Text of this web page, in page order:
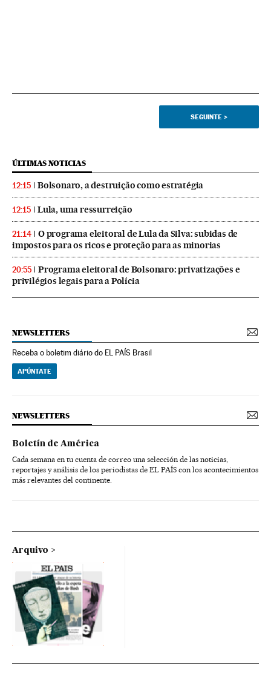
SEGUINTE >
ÚLTIMAS NOTICIAS
12:15 Bolsonaro, a destruição como estratégia
12:15 Lula, uma ressurreição
21:14
O programa eleitoral de Lula da Silva: subidas de
impostos para os ricos e proteção para as minorias
20:55
Programa eleitoral de Bolsonaro: privatizações e
privilégios legais para a Polícia
NEWSLETTERS
Receba o boletim diário do EL PAÍS Brasil
APÚNTATE
NEWSLETTERS
Boletín de América
Cada semana en tu cuenta de correo una selección de las noticias,
reportajes y análisis de los periodistas de EL PAÍS con los acontecimientos
más relevantes del continente.
Arquivo